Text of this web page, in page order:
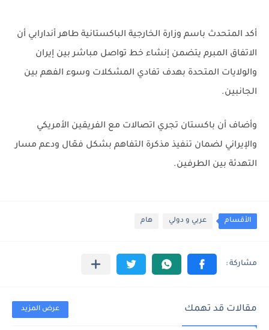
أكد المتحدث باسم وزارة الخارجية الباكستانية طاهر أندارابي أن
الاتفاق المبرم يتضمن إنشاء خط تواصل مباشر بين إيران
والولايات المتحدة بهدف تفادي المشكلات وسوء الفهم بين
الجانبين.
وأضاف أن باكستان تجري اتصالات مع الفريقين الأمريكي
والإيراني لضمان تنفيذ مذكرة التفاهم بشكل فعّال ودعم مسار
التهدئة بين الطرفين.
الأقسام عربي و دولي هام
مقالات قد تهمك عرض المزيد